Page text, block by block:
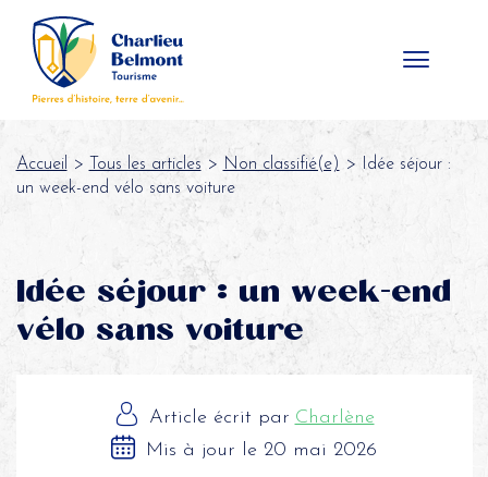
Accueil > Tous les articles > Non classifié(e) > Idée séjour :
un week-end vélo sans voiture
Idée séjour : un week-end
vélo sans voiture
Article écrit par Charlène
Mis à jour le 20 mai 2026
Panneau de gestion des cookies